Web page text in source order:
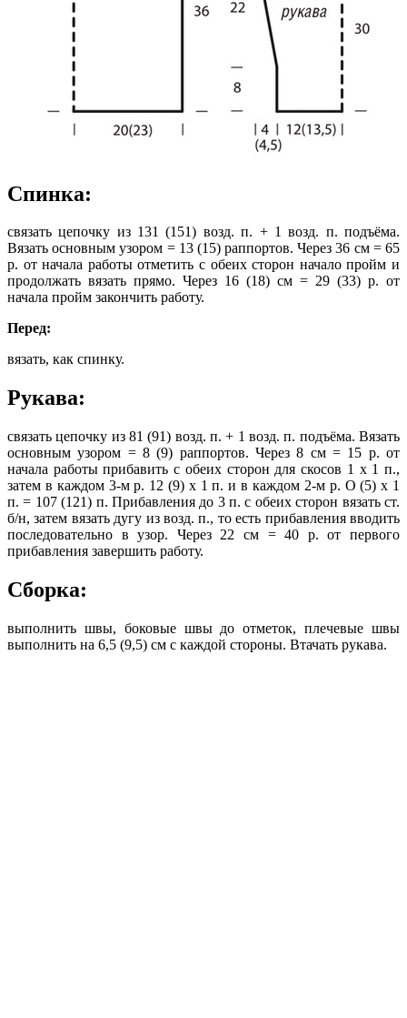
Спинка:
связать цепочку из 131 (151) возд. п. + 1 возд. п. подъёма.
Вязать основным узором = 13 (15) раппортов. Через 36 см = 65
р. от начала работы отметить с обеих сторон начало пройм и
продолжать вязать прямо. Через 16 (18) см = 29 (33) р. от
начала пройм закончить работу.
Перед:
вязать, как спинку.
Рукава:
связать цепочку из 81 (91) возд. п. + 1 возд. п. подъёма. Вязать
основным узором = 8 (9) раппортов. Через 8 см = 15 р. от
начала работы прибавить с обеих сторон для скосов 1 х 1 п.,
затем в каждом 3-м р. 12 (9) х 1 п. и в каждом 2-м р. О (5) х 1
п. = 107 (121) п. Прибавления до 3 п. с обеих сторон вязать ст.
б/н, затем вязать дугу из возд. п., то есть прибавления вводить
последовательно в узор. Через 22 см = 40 р. от первого
прибавления завершить работу.
Сборка:
выполнить швы, боковые швы до отметок, плечевые швы
выполнить на 6,5 (9,5) см с каждой стороны. Втачать рукава.